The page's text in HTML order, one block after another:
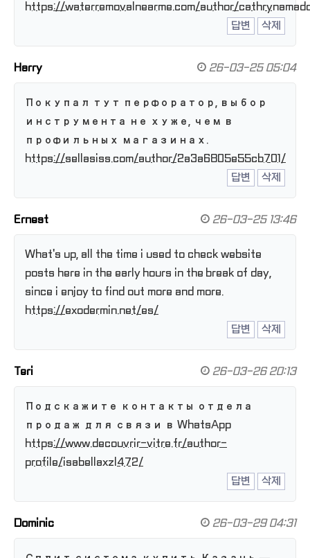
https://waterremovalnearme.com/author/
답변
삭제
Harry 26-03-25 05:04
Покупал тут перфоратор, выбор
инструмента не хуже, чем в
профильных магазинах.
https://sellasiss.com/author/2a3a6805e55cb701/
답변
삭제
Ernest 26-03-25 13:46
What's up, all the time i used to check website
posts here in the early hours in the break of day,
since i enjoy to find out more and more.
https://exodermin.net/es/
답변
삭제
Teri 26-03-26 20:13
Подскажите контакты отдела
продаж для связи в WhatsApp
https://www.decouvrir-vitre.fr/author-
profile/isabellaxzl472/
답변
삭제
Dominic 26-03-29 04:31